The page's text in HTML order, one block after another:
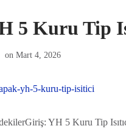
5 Kuru Tip
on Mart 4, 2026
YH 5 Kuru Tip